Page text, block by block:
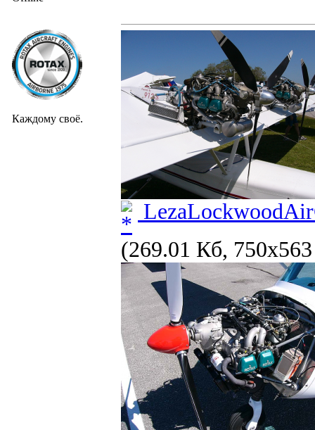
Каждому своё.
(269.01 Кб,